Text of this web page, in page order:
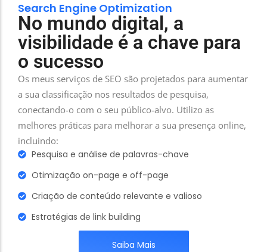
Search Engine Optimization
No mundo digital, a
visibilidade é a chave para
o sucesso
Os meus serviços de SEO são projetados para aumentar
a sua classificação nos resultados de pesquisa,
conectando-o com o seu público-alvo. Utilizo as
melhores práticas para melhorar a sua presença online,
incluindo:
Pesquisa e análise de palavras-chave
Otimização on-page e off-page
Criação de conteúdo relevante e valioso
Estratégias de link building
Saiba Mais